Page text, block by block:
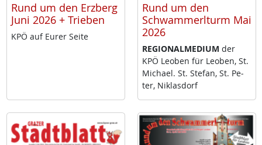
Rund um den Erzberg
Juni 2026 + Trieben
KPÖ auf Eu­rer Sei­te
Rund um den
Schwammerlturm Mai
2026
RE­GIO­NAL­ME­DI­UM der
KPÖ Leo­ben für Leo­ben, St.
Mi­cha­el. St. Ste­fan, St. Pe­
ter, Niklas­dorf